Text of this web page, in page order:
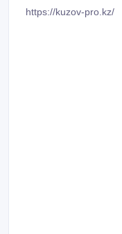
https://kuzov-pro.kz/